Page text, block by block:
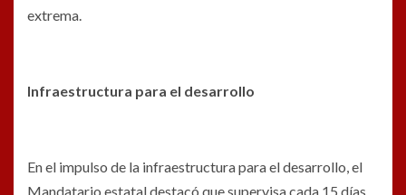
extrema.
Infraestructura para el desarrollo
En el impulso de la infraestructura para el desarrollo, el
Mandatario estatal destacó que supervisa cada 15 días